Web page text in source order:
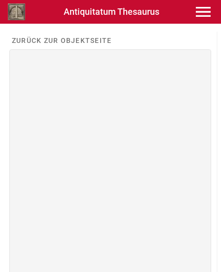
Antiquitatum Thesaurus
ZURÜCK ZUR OBJEKTSEITE